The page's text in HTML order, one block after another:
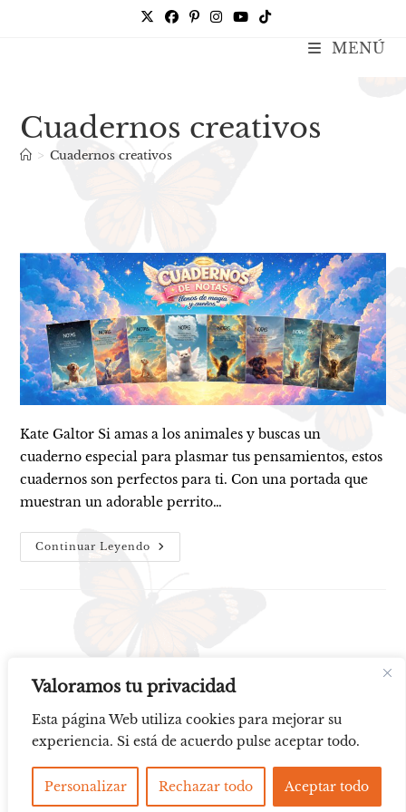
Valoramos tu privacidad
Esta página Web utiliza cookies para mejorar su
experiencia. Si está de acuerdo pulse aceptar todo.
Personalizar Rechazar todo Aceptar todo
MENÚ
Cuadernos creativos
> Cuadernos creativos
Kate Galtor Si amas a los animales y buscas un
cuaderno especial para plasmar tus pensamientos, estos
cuadernos son perfectos para ti. Con una portada que
muestran un adorable perrito…
Continuar Leyendo MASCOTAS
ANGELICALES
Aviso legal Política de Cookies
All Rights Reserved © 2025 - 2026, Kate Galtor